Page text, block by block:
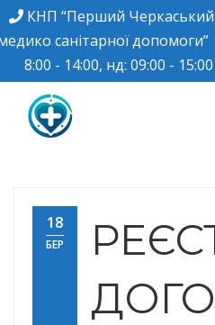
КНП “Перший Черкаський
санітарної допомоги”
8:00 - 14:00, нд: 09:00 - 15:00
центр
18
БЕР